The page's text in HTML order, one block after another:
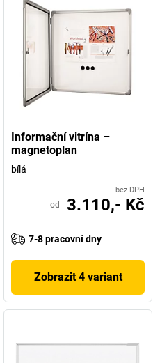
Informační vitrína –
magnetoplan
bílá
bez DPH
od 3.110,- Kč
7-8 pracovní dny
Zobrazit 4 variant